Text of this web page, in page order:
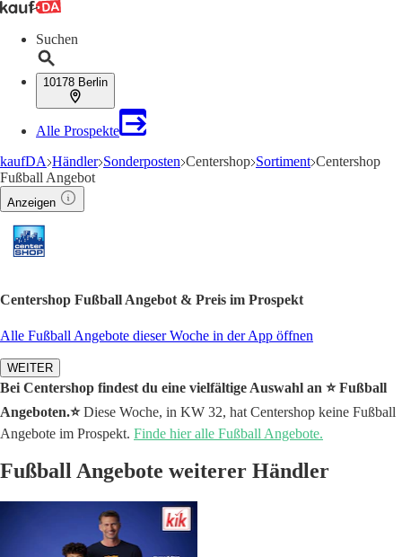
Suchen
10178 Berlin
Alle Prospekte
kaufDA Händler Sonderposten Centershop Sortiment Centershop
Fußball Angebot
Anzeigen
Centershop Fußball Angebot & Preis im Prospekt
Alle Fußball Angebote dieser Woche in der App öffnen
WEITER
Bei Centershop findest du eine vielfältige Auswahl an ⭐️ Fußball
Angeboten.⭐️Diese Woche, in KW 32, hat Centershop keine Fußball
Angebote im Prospekt. Finde hier alle Fußball Angebote.
Fußball Angebote weiterer Händler